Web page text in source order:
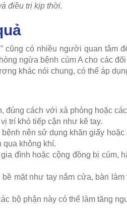
điều trị kịp thời.
” cũng có nhiều người quan tâm
ngừa bệnh cúm A cho các
khác nói chung, có thể áp
đúng cách với xà phòng hoặc
trí khó tiếp cận như kẽ tay.
nên sử dụng khăn giấy hoặc
qua không khí.
đình hoặc cộng đồng bị cúm,
mặt như tay nắm cửa, bàn làm
bộ phận này có thể làm tăng